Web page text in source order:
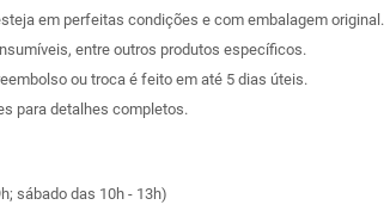
em perfeitas condições e com embalagem original.
entre outros produtos específicos.
ou troca é feito em até 5 dias úteis.
para detalhes completos.
sábado das 10h - 13h)